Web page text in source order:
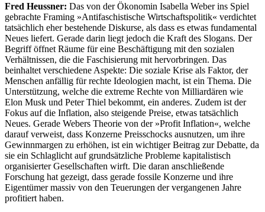
Fred Heussner: Das von der Ökonomin Isabella Weber ins Spiel
gebrachte Framing »Antifaschistische Wirtschaftspolitik« verdichtet
tatsächlich eher bestehende Diskurse, als dass es etwas fundamental
Neues liefert. Gerade darin liegt jedoch die Kraft des Slogans. Der
Begriff öffnet Räume für eine Beschäftigung mit den sozialen
Verhältnissen, die die Faschisierung mit hervorbringen. Das
beinhaltet verschiedene Aspekte: Die soziale Krise als Faktor, der
Menschen anfällig für rechte Ideologien macht, ist ein Thema. Die
Unterstützung, welche die extreme Rechte von Milliardären wie
Elon Musk und Peter Thiel bekommt, ein anderes. Zudem ist der
Fokus auf die Inflation, also steigende Preise, etwas tatsächlich
Neues. Gerade Webers Theorie von der »Profit Inflation«, welche
darauf verweist, dass Konzerne Preisschocks ausnutzen, um ihre
Gewinnmargen zu erhöhen, ist ein wichtiger Beitrag zur Debatte, da
sie ein Schlaglicht auf grundsätzliche Probleme kapitalistisch
organisierter Gesellschaften wirft. Die daran anschließende
Forschung hat gezeigt, dass gerade fossile Konzerne und ihre
Eigentümer massiv von den Teuerungen der vergangenen Jahre
profitiert haben.